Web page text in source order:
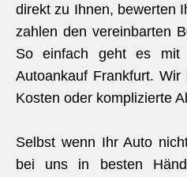
direkt zu Ihnen, bewerten
zahlen den vereinbarten
So einfach geht es mit
Autoankauf Frankfurt.
Kosten oder komplizierte
Selbst wenn Ihr Auto
bei uns in besten